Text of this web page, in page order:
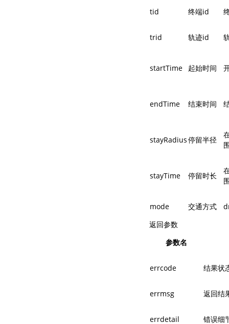
tid 终端id
trid 轨迹id
startTime 起始时间
endTime 结束时间
stayRadius停留半径
stayTime 停留时长
mode 交通方式
返回参数
参数名
errcode 结果状
errmsg 返回结
errdetail 错误细